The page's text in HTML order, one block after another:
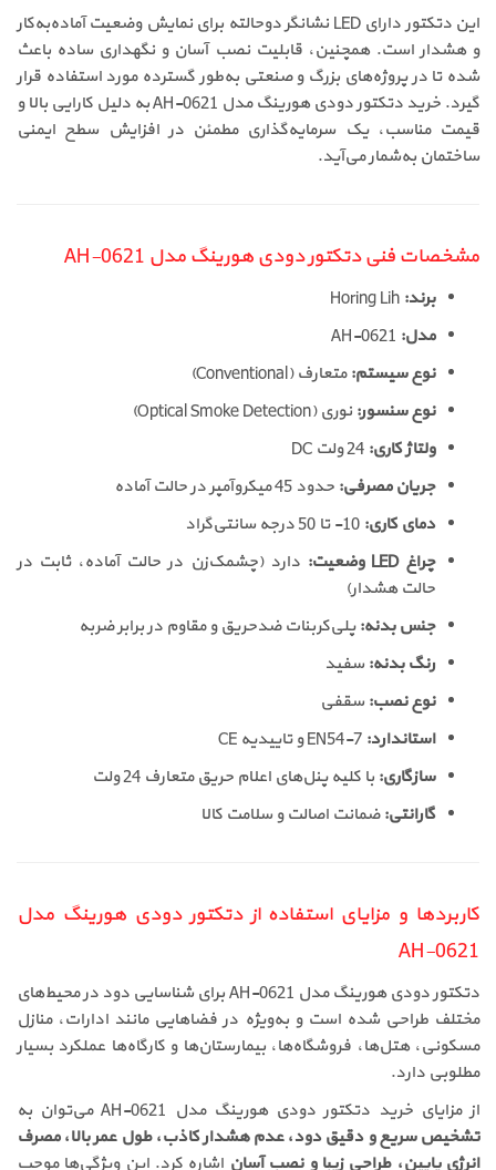
این دتکتور دارای LED نشانگر دوحالته برای نمایش وضعیت آماده‌به‌کار
و هشدار است. همچنین، قابلیت نصب آسان و نگهداری ساده باعث
شده تا در پروژه‌های بزرگ و صنعتی به‌طور گسترده مورد استفاده قرار
گیرد. خرید دتکتور دودی هورینگ مدل AH-0621 به دلیل کارایی بالا و
قیمت مناسب، یک سرمایه‌گذاری مطمئن در افزایش سطح ایمنی
ساختمان به‌شمار می‌آید.
مشخصات فنی دتکتور دودی هورینگ مدل AH-0621
برند:
مدل:
نوع سیستم:متعارف (Conventional)
نوع سنسور: نوری (Optical Smoke Detection)
ولتاژ کاری:
جریان مصرفی: حدود 45 میکروآمپر در حالت آماده
دمای کاری:
چراغ LED وضعیت:
دارد (چشمک‌زن در حالت آماده، ثابت در
حالت هشدار)
جنس بدنه:پلی‌کربنات ضد‌حریق و مقاوم در برابر ضربه
رنگ بدنه: سفید
نوع نصب: سقفی
استاندارد:
سازگاری: با کلیه پنل‌های اعلام حریق متعارف 24 ولت
گارانتی:ضمانت اصالت و سلامت کالا
کاربردها و مزایای استفاده از دتکتور دودی هورینگ مدل
AH-0621
دتکتور دودی هورینگ مدل AH-0621 برای شناسایی دود در محیط‌های
مختلف طراحی شده است و به‌ویژه در فضاهایی مانند ادارات، منازل
مسکونی، هتل‌ها، فروشگاه‌ها، بیمارستان‌ها و کارگاه‌ها عملکرد بسیار
مطلوبی دارد.
از مزایای خرید دتکتور دودی هورینگ مدل AH-0621 می‌توان به
تشخیص سریع و دقیق دود، عدم هشدار کاذب، طول عمر بالا، مصرف
انرژی پایین، طراحی زیبا و نصب آسان اشاره کرد. این ویژگی‌ها موجب